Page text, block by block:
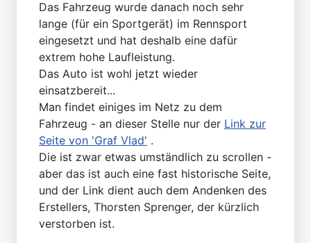
Das Fahrzeug wurde danach noch sehr
lange (für ein Sportgerät) im Rennsport
eingesetzt und hat deshalb eine dafür
extrem hohe Laufleistung.
Das Auto ist wohl jetzt wieder
einsatzbereit...
Man findet einiges im Netz zu dem
Fahrzeug - an dieser Stelle nur der Link zur
Seite von 'Graf Vlad' .
Die ist zwar etwas umständlich zu scrollen -
aber das ist auch eine fast historische Seite,
und der Link dient auch dem Andenken des
Erstellers, Thorsten Sprenger, der kürzlich
verstorben ist.